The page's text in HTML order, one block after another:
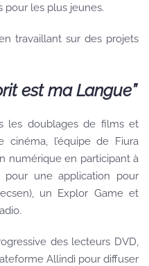
pour les plus jeunes.
travaillant sur des projets
est ma Langue”
les doublages de films et
l’équipe de Fiura
numérique en participant à
une application pour
un Explor Game et
des lecteurs DVD,
Allindì pour diffuser